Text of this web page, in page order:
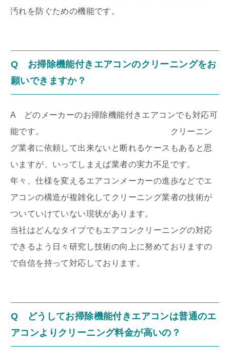
汚れを防ぐための機能です。
Q お掃除機能付きエアコンのクリーニングをお
願いできますか？
A どのメーカーのお掃除機能付きエアコンでも対応可
能です。 クリーニン
グ業者に依頼して出来ないと断れるケースもあると思
いますが、いってしまえば業者の実力不足です。
年々、仕様を変えるエアコンメーカーの進歩などでエ
アコンの構造が複雑化してクリーニング業者の技術が
ついていけていない現状があります。
当社はどんなタイプでもエアコンクリーニングの対応
できるよう日々研究し技術の向上に努めておりますの
で自信を持って対応しております。
Q どうしてお掃除機能付きエアコンは普通のエ
アコンよりクリーニング料金が高いの？